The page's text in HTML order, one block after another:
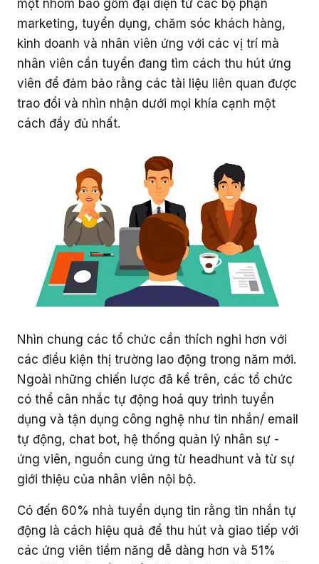
một nhóm bao gồm đại diện từ các bộ phận
marketing, tuyển dụng, chăm sóc khách hàng,
kinh doanh và nhân viên ứng với các vị trí mà
nhân viên cần tuyển đang tìm cách thu hút ứng
viên để đảm bảo rằng các tài liệu liên quan được
trao đổi và nhìn nhận dưới mọi khía cạnh một
cách đầy đủ nhất.
Nhìn chung các tổ chức cần thích nghi hơn với
các điều kiện thị trường lao động trong năm mới.
Ngoài những chiến lược đã kể trên, các tổ chức
có thể cân nhắc tự động hoá quy trình tuyển
dụng và tận dụng công nghệ như tin nhắn/ email
tự động, chat bot, hệ thống quản lý nhân sự -
ứng viên, nguồn cung ứng từ headhunt và từ sự
giới thiệu của nhân viên nội bộ.
Có đến 60% nhà tuyển dụng tin rằng tin nhắn tự
động là cách hiệu quả để thu hút và giao tiếp với
các ứng viên tiềm năng dễ dàng hơn và 51%